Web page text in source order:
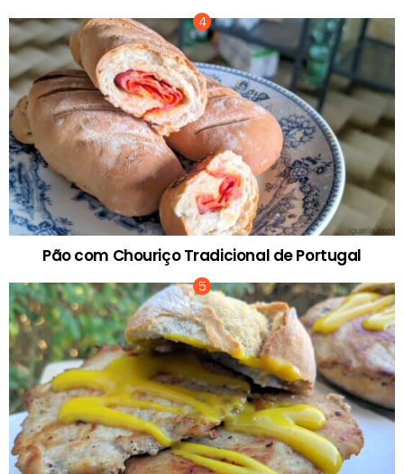
Pão com Chouriço Tradicional de Portugal